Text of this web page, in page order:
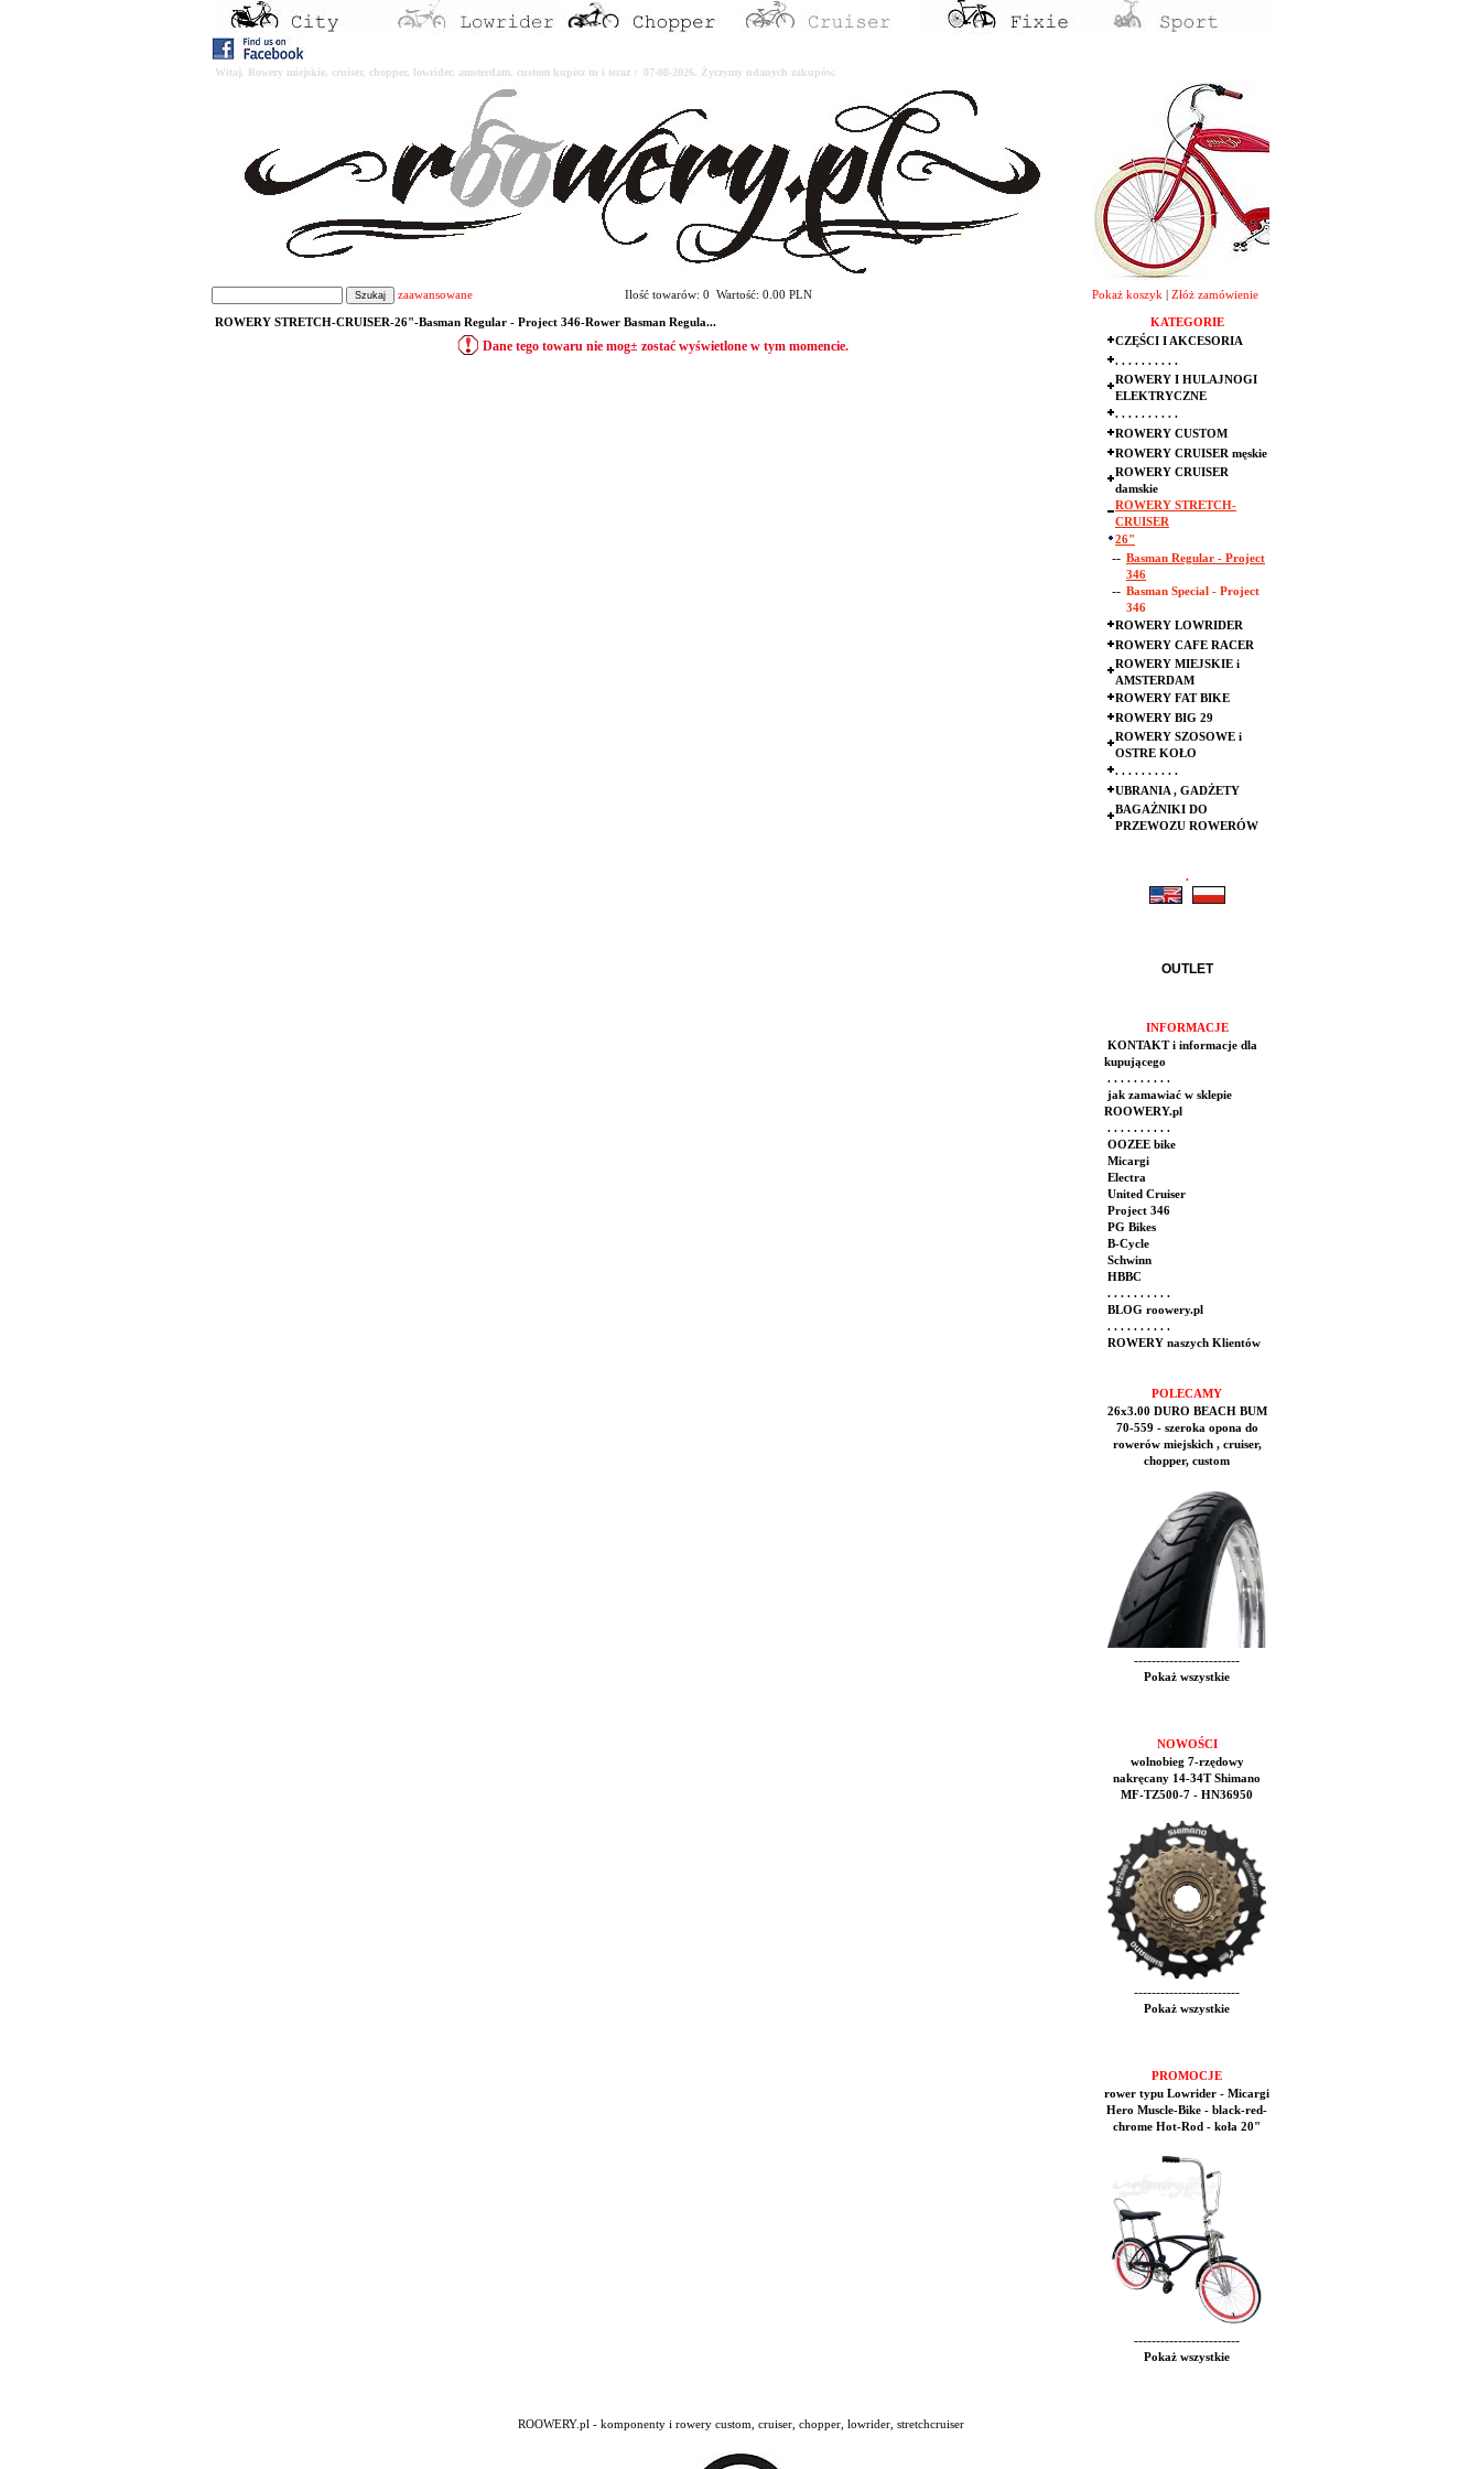
Witaj. Rowery miejskie, cruiser, chopper, lowrider, amsterdam, custom kupisz tu i teraz : 07-08-2026. Życzymy udanych zakupów.
zaawansowane Ilość towarów: 0 Wartość: 0.00 PLN Pokaż koszyk Złóż zamówienie
ROWERY STRETCH-CRUISER-26"-Basman Regular - Project 346-Rower Basman Regula...
Dane tego towaru nie mog± zostać wyświetlone w tym momencie.
KATEGORIE
CZĘŚCI I AKCESORIA
. . . . . . . . . .
ROWERY I HULAJNOGI
ELEKTRYCZNE
. . . . . . . . . .
ROWERY CUSTOM
ROWERY CRUISER męskie
ROWERY CRUISER
damskie
ROWERY STRETCH-
CRUISER
26"
-- Basman Regular - Project
346
-- Basman Special - Project
346
ROWERY LOWRIDER
ROWERY CAFE RACER
ROWERY MIEJSKIE i
AMSTERDAM
ROWERY FAT BIKE
ROWERY BIG 29
ROWERY SZOSOWE i
OSTRE KOŁO
. . . . . . . . . .
UBRANIA , GADŻETY
BAGAŻNIKI DO
PRZEWOZU ROWERÓW
.
OUTLET
INFORMACJE
KONTAKT i informacje dla
kupującego
. . . . . . . . . .
jak zamawiać w sklepie
ROOWERY.pl
. . . . . . . . . .
OOZEE bike
Micargi
Electra
United Cruiser
Project 346
PG Bikes
B-Cycle
Schwinn
HBBC
. . . . . . . . . .
BLOG roowery.pl
. . . . . . . . . .
ROWERY naszych Klientów
POLECAMY
26x3.00 DURO BEACH BUM
70-559 - szeroka opona do
rowerów miejskich , cruiser,
chopper, custom
------------------------
Pokaż wszystkie
NOWOŚCI
wolnobieg 7-rzędowy
nakręcany 14-34T Shimano
MF-TZ500-7 - HN36950
------------------------
Pokaż wszystkie
PROMOCJE
rower typu Lowrider - Micargi
Hero Muscle-Bike - black-red-
chrome Hot-Rod - koła 20"
------------------------
Pokaż wszystkie
ROOWERY.pl - komponenty i rowery custom, cruiser, chopper, lowrider, stretchcruiser